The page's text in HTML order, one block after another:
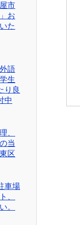
市
お
た
語
生
り良
中
、
当
区
車場
、
。